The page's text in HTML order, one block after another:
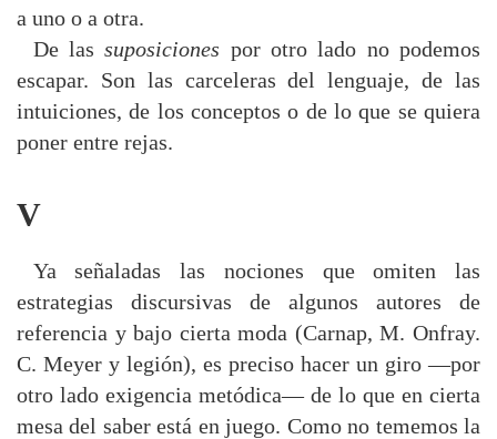
a uno o a otra.
De lassuposiciones por otro lado no podemos
escapar. Son las carceleras del lenguaje, de las
intuiciones, de los conceptos o de lo que se quiera
poner entre rejas.
V
Ya señaladas las nociones que omiten las
estrategias discursivas de algunos autores de
referencia y bajo cierta moda (Carnap, M. Onfray.
C. Meyer y legión), es preciso hacer un giro —por
otro lado exigencia metódica— de lo que en cierta
mesa del saber está en juego. Como no tememos la